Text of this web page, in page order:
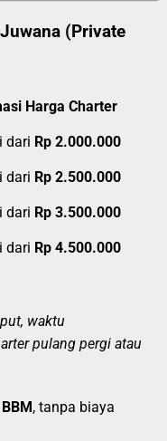
(Private
Harga Charter
dari Rp 2.000.000
dari Rp 2.500.000
dari Rp 3.500.000
dari Rp 4.500.000
waktu
pulang pergi atau
, tanpa biaya